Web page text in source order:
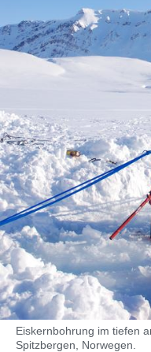
Eiskernbohrung im tiefen
Spitzbergen, Norwegen.